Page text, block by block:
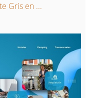
Gris en ...